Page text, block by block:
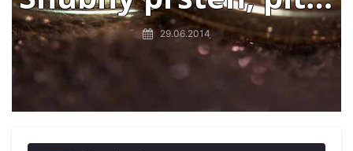
vody, sex pred
športom
29.06.2014